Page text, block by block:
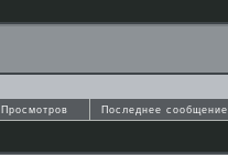
Просмотров Последнее сообщение